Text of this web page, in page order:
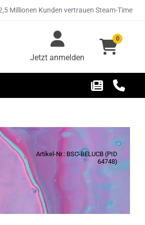
Millionen Kunden vertrauen Steam-Time
Jetzt anmelden
0
Artikel-Nr.: BSC-BELUCB (PID
64748)